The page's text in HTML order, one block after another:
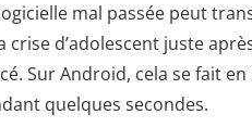
mal passée peut
crise d’adolescent juste
Sur Android, cela se fait
quelques secondes.